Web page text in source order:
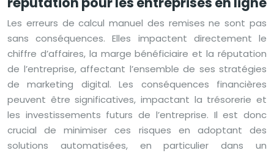
Les erreurs de calcul manuel des remises ne sont pas
sans conséquences. Elles impactent directement le
chiffre d’affaires, la marge bénéficiaire et la réputation
de l’entreprise, affectant l’ensemble de ses stratégies
de marketing digital. Les conséquences financières
peuvent être significatives, impactant la trésorerie et
les investissements futurs de l’entreprise. Il est donc
crucial de minimiser ces risques en adoptant des
solutions automatisées, en particulier dans un